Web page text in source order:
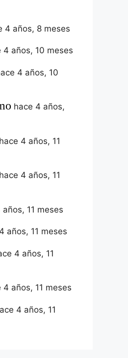
4 años, 8 meses
4 años, 10 meses
4 años, 10
hace 4 años,
hace 4 años, 11
hace 4 años, 11
11 meses
años, 11 meses
4 años, 11
4 años, 11 meses
4 años, 11